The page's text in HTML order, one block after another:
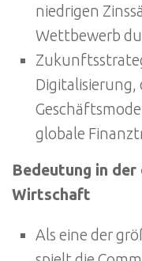
niedrigen
Wettbewerb
globale
Bedeutung in
Wirtschaft
Als eine der